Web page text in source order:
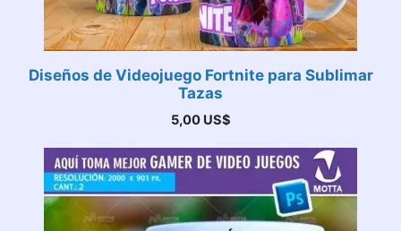
Diseños de Videojuego Fortnite para Sublimar
Tazas
5,00 US$